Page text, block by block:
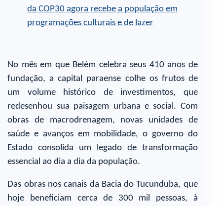
No mês em que Belém celebra seus 410 anos de
fundação, a capital paraense colhe os frutos de
um volume histórico de investimentos, que
redesenhou sua paisagem urbana e social. Com
obras de macrodrenagem, novas unidades de
saúde e avanços em mobilidade, o governo do
Estado consolida um legado de transformação
essencial ao dia a dia da população.
Das obras nos canais da Bacia do Tucunduba, que
hoje beneficiam cerca de 300 mil pessoas, à